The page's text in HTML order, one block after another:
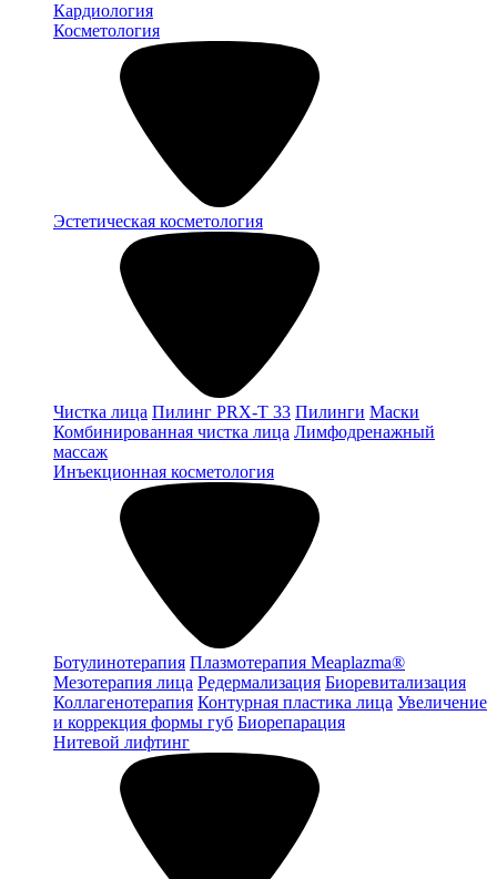
Кардиология
Косметология
Эстетическая косметология
Чистка лица Пилинг PRX-T 33 Пилинги Маски
Комбинированная чистка лица Лимфодренажный
массаж
Инъекционная косметология
Ботулинотерапия Плазмотерапия Meaplazma®
Мезотерапия лица Редермализация Биоревитализация
Коллагенотерапия Контурная пластика лица Увеличение
и коррекция формы губ Биорепарация
Нитевой лифтинг